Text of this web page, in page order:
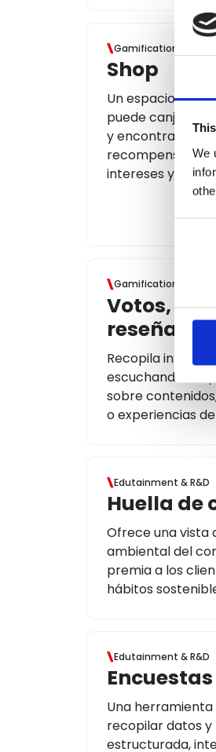
We
Gamification &
Shop
Un espacio
puede canjear
y encontrar una
recompensas
intereses y
Gamification &
Votos,
reseñas
Recopila
escuchando la
sobre
o experiencias
Edutainment & R&D
Huella de
Ofrece una vista
ambiental del
premia a los
hábitos
Edutainment & R&D
Encuestas
Una
recopilar datos
estructurada,